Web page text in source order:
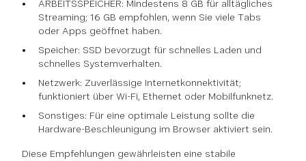
ARBEITSSPEICHER: Mindestens 8 GB für alltägliches
Streaming; 16 GB empfohlen, wenn Sie viele Tabs
oder Apps geöffnet haben.
Speicher: SSD bevorzugt für schnelles Laden und
schnelles Systemverhalten.
Netzwerk: Zuverlässige Internetkonnektivität;
funktioniert über Wi-Fi, Ethernet oder Mobilfunknetz.
Sonstiges: Für eine optimale Leistung sollte die
Hardware-Beschleunigung im Browser aktiviert sein.
Diese Empfehlungen gewährleisten eine stabile